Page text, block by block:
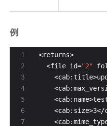
例
3
4
5
6
7
  <file id=
"2"